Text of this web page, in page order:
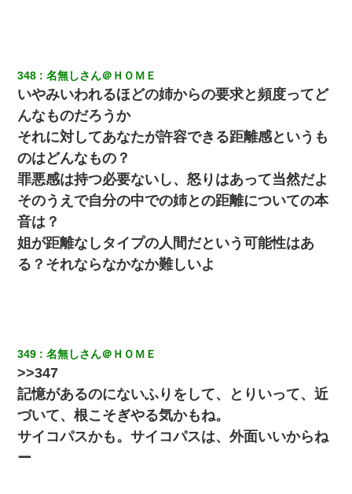
昨日37歳のおばさんと行為したんだけどめちゃくちゃだっ
た
男だけどリベンジポノレノの被害者になって未だに人生が
立ち直せない
【悲報】姉と入浴中に大きくなってしまった結果ｗｗｗｗ
ｗｗｗｗ
【衝撃】ヤンキー女に「サせて」って言った結果
348 名無しさん＠ＨＯＭＥ
いやみいわれるほどの姉からの要求と頻度ってど
んなものだろうか
それに対してあなたが許容できる距離感というも
のはどんなもの？
罪悪感は持つ必要ないし、怒りはあって当然だよ
そのうえで自分の中での姉との距離についての本
音は？
姐が距離なしタイプの人間だという可能性はあ
る？それならなかなか難しいよ
349 名無しさん＠ＨＯＭＥ
>>347
記憶があるのにないふりをして、とりいって、近
づいて、根こそぎやる気かもね。
サイコパスかも。サイコパスは、外面いいからね
ー